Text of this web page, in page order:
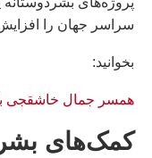
سراسر جهان را
بخوانيد:
همسر جمال خاشقجی
کمک‌های